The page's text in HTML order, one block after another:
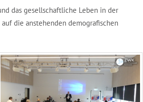
das gesellschaftliche Leben in der
die anstehenden demografischen